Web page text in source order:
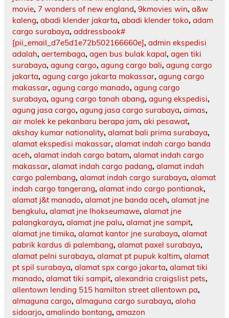
movie, 7 wonders of new england, 9kmovies win, a&w
kaleng, abadi klender jakarta, abadi klender toko, adam
cargo surabaya, addressbook#
[pii_email_d7e5d1e72b502166660e], admin ekspedisi
adalah, aertembaga, agen bus bulak kapal, agen tiki
surabaya, agung cargo, agung cargo bali, agung cargo
jakarta, agung cargo jakarta makassar, agung cargo
makassar, agung cargo manado, agung cargo
surabaya, agung cargo tanah abang, agung ekspedisi,
agung jasa cargo, agung jasa cargo surabaya, aimas,
air molek ke pekanbaru berapa jam, aki pesawat,
akshay kumar nationality, alamat bali prima surabaya,
alamat ekspedisi makassar, alamat indah cargo banda
aceh, alamat indah cargo batam, alamat indah cargo
makassar, alamat indah cargo padang, alamat indah
cargo palembang, alamat indah cargo surabaya, alamat
indah cargo tangerang, alamat indo cargo pontianak,
alamat j&t manado, alamat jne banda aceh, alamat jne
bengkulu, alamat jne lhokseumawe, alamat jne
palangkaraya, alamat jne palu, alamat jne sampit,
alamat jne timika, alamat kantor jne surabaya, alamat
pabrik kardus di palembang, alamat paxel surabaya,
alamat pelni surabaya, alamat pt pupuk kaltim, alamat
pt spil surabaya, alamat spx cargo jakarta, alamat tiki
manado, alamat tiki sampit, alexandria craigslist pets,
allentown lending 515 hamilton street allentown pa,
almaguna cargo, almaguna cargo surabaya, aloha
sidoarjo, amalindo bontang, amazon